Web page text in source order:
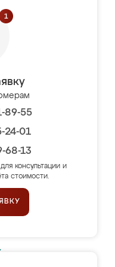
89-55
24-01
68-13
консультации и
стоимости.